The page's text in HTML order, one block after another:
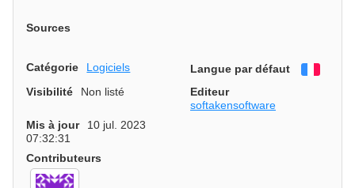
Sources
Catégorie Logiciels Langue par défaut
Visibilité
Non listé
Editeur
softakensoftware
Mis à jour
10 jul. 2023
07:32:31
Contributeurs